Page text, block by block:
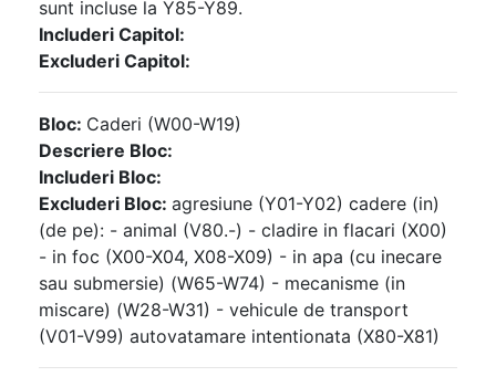
sunt incluse la Y85-Y89.
Includeri Capitol:
Excluderi Capitol:
Bloc: Caderi (W00-W19)
Descriere Bloc:
Includeri Bloc:
Excluderi Bloc: agresiune (Y01-Y02) cadere (in)
(de pe): - animal (V80.-) - cladire in flacari (X00)
- in foc (X00-X04, X08-X09) - in apa (cu inecare
sau submersie) (W65-W74) - mecanisme (in
miscare) (W28-W31) - vehicule de transport
(V01-V99) autovatamare intentionata (X80-X81)